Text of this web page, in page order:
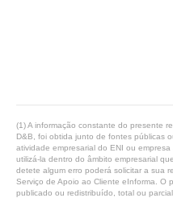
(1) A informação constante do presente
D&B, foi obtida junto de fontes públicas
atividade empresarial do ENI ou
utilizá-la dentro do âmbito empresarial
detete algum erro poderá solicitar a sua
Serviço de Apoio ao Cliente eInforma. O
publicado ou redistribuído, total ou